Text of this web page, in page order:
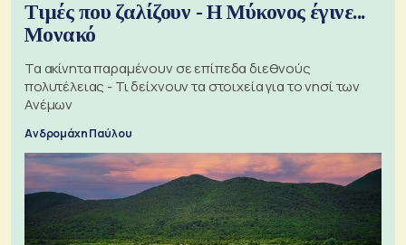
Τιμές που ζαλίζουν - Η Μύκονος έγινε...
Μονακό
Τα ακίνητα παραμένουν σε επίπεδα διεθνούς
πολυτέλειας - Τι δείχνουν τα στοιχεία για το νησί των
Ανέμων
Ανδρομάχη Παύλου